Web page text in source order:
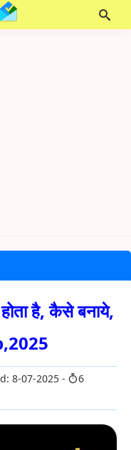
है, कैसे बनाये,
8-07-2025
6